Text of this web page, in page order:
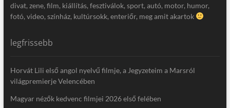
divat, zene, film, kiállítás, fesztiválok, sport, autó, motor, humor,
fotó, video, színház, kultúrsokk, enteriőr, meg amit akartok
legfrissebb
Horvát Lili első angol nyelvű filmje, a Jegyzeteim a Marsról
világpremierje Velencében
Magyar nézők kedvenc filmjei 2026 első felében